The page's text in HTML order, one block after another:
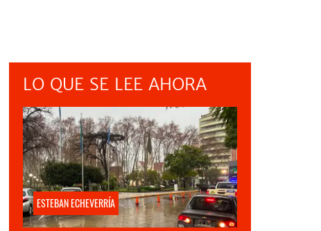
LO QUE SE LEE AHORA
ESTEBAN ECHEVERRÍA